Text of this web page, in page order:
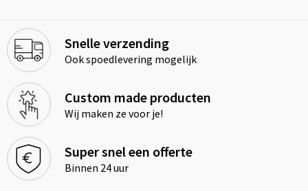
Snelle verzending
Ook spoedlevering mogelijk
Custom made producten
Wij maken ze voor je!
Super snel een offerte
Binnen 24 uur